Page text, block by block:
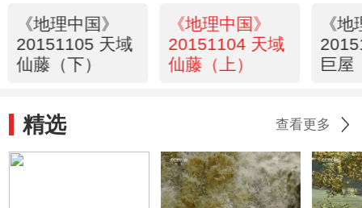
《地理中国》
20151105 天域
仙藤（下）
《地理中国》
20151104 天域
仙藤（上）
《
巨屋
精选 查看更多